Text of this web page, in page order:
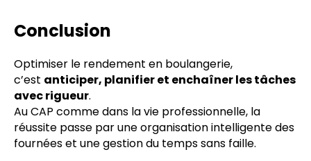
Conclusion
Optimiser le rendement en boulangerie,
c’est anticiper, planifier et enchaîner les tâches
avec rigueur.
Au CAP comme dans la vie professionnelle, la
réussite passe par une organisation intelligente des
fournées et une gestion du temps sans faille.